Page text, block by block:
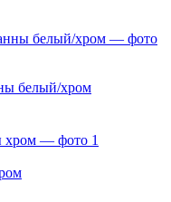
белый/хром